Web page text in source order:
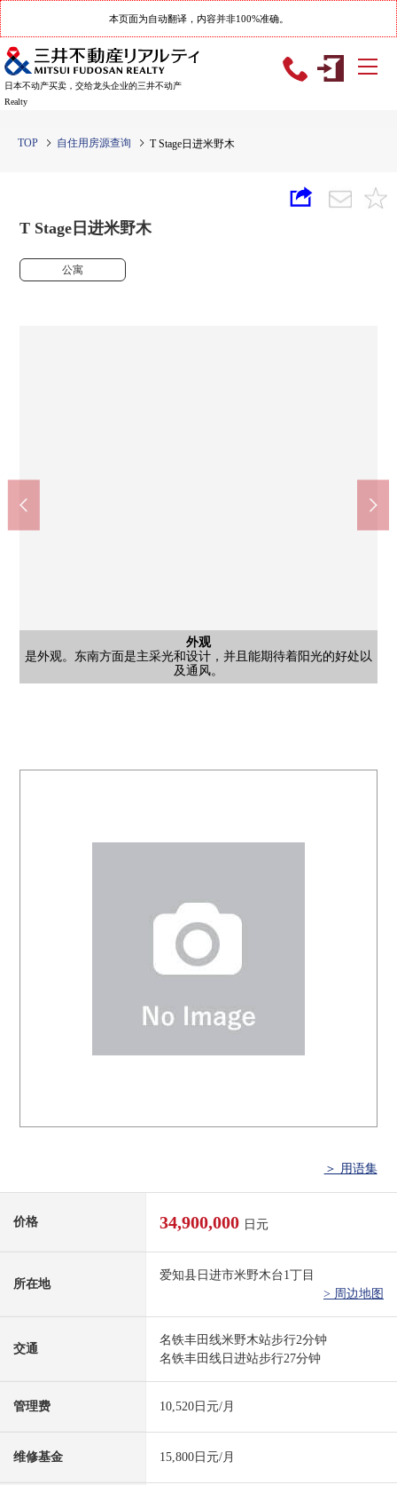
本页面为自动翻译，内容并非100%准确。
日本不动产买卖，交给龙头企业的三井不动产
Realty
TOP 自住用房源查询 T Stage日进米野木
T Stage日进米野木
公寓
外观
是外观。东南方面是主采光和设计，并且能期待着阳光的好处以
及通风。
入口
是入口。门柱用砖风格有稳重的感，舒适是某一个设计。
MAXVALU米野木商店(约230m)
梨子的树小学(约1100m)
日进东中学(约2000m)
＞ 用语集
价格 34,900,000 日元
所在地
爱知县日进市米野木台1丁目
> 周边地图
交通
名铁丰田线米野木站步行2分钟
名铁丰田线日进站步行27分钟
管理费 10,520日元/月
维修基金 15,800日元/月